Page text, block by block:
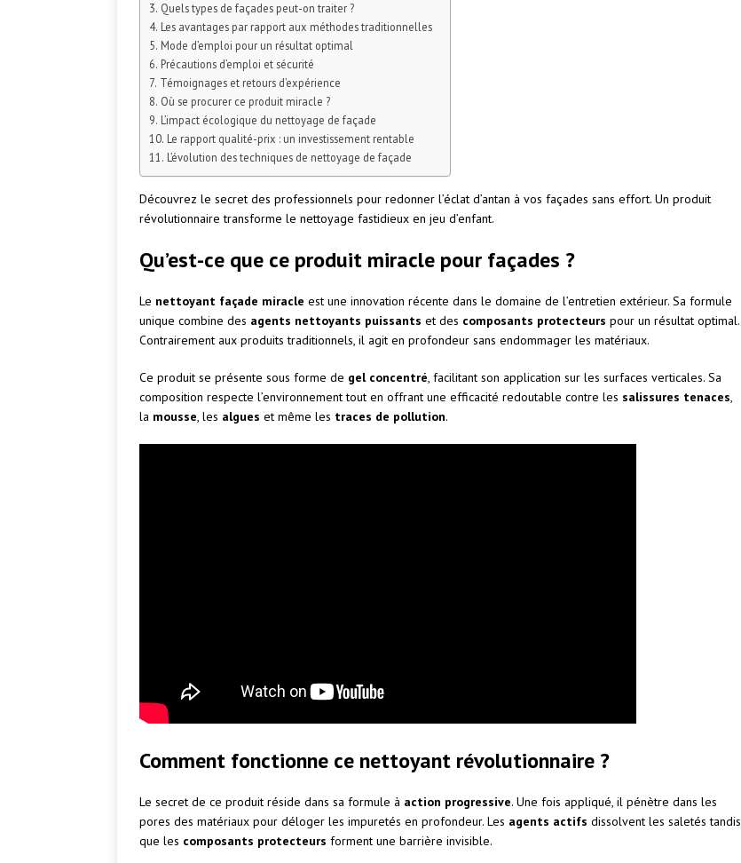
Quels types de façades peut-on traiter ?
Les avantages par rapport aux méthodes traditionnelles
Mode d’emploi pour un résultat optimal
Précautions d’emploi et sécurité
Témoignages et retours d’expérience
Où se procurer ce produit miracle ?
L’impact écologique du nettoyage de façade
Le rapport qualité-prix : un investissement rentable
L’évolution des techniques de nettoyage de façade
Découvrez le secret des professionnels pour redonner l’éclat d’antan à vos façades sans effort. Un produit
révolutionnaire transforme le nettoyage fastidieux en jeu d’enfant.
Qu’est-ce que ce produit miracle pour façades ?
Le nettoyant façade miracle est une innovation récente dans le domaine de l’entretien extérieur. Sa formule
unique combine des agents nettoyants puissants et des composants protecteurs pour un résultat optimal.
Contrairement aux produits traditionnels, il agit en profondeur sans endommager les matériaux.
Ce produit se présente sous forme de gel concentré, facilitant son application sur les surfaces verticales. Sa
composition respecte l’environnement tout en offrant une efficacité redoutable contre les salissures tenaces,
la mousse, les algues et même les traces de pollution.
Comment fonctionne ce nettoyant révolutionnaire ?
Le secret de ce produit réside dans sa formule à action progressive. Une fois appliqué, il pénètre dans les
pores des matériaux pour déloger les impuretés en profondeur. Les agents actifs dissolvent les saletés tandis
que les composants protecteurs forment une barrière invisible.